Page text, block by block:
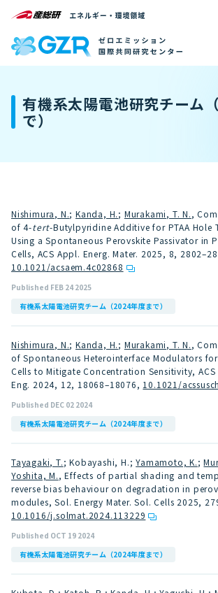
有機系太陽電池研究チーム
で）
Nishimura, N.;Kanda, H.; Murakami, T. N.,
of 4-tert-Butylpyridine Additive for PTAA Hole
Using a Spontaneous Perovskite Passivator in
Cells, ACS Appl. Energ. Mater. 2025, 8,
10.1021/acsaem.4c02868
Published FEB 24 2025
有機系太陽電池研究チーム（2024年度まで）
Nishimura, N.;Kanda, H.; Murakami, T. N.,
of Spontaneous Heterointerface Modulators
Cells to Mitigate Concentration Sensitivity, ACS
Eng. 2024, 12, 18068–18076, 10.1021/
Published DEC 02 2024
有機系太陽電池研究チーム（2024年度まで）
Tayagaki, T.; Kobayashi, H.;Yamamoto, K.;
Yoshita, M., Effects of partial shading and
reverse bias behaviour on degradation in
modules, Sol. Energy Mater. Sol. Cells 2025,
10.1016/j.solmat.2024.113229
Published OCT 19 2024
有機系太陽電池研究チーム（2024年度まで）